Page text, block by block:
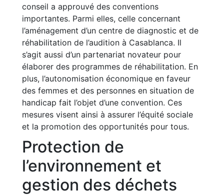
conseil a approuvé des conventions
importantes. Parmi elles, celle concernant
l’aménagement d’un centre de diagnostic et de
réhabilitation de l’audition à Casablanca. Il
s’agit aussi d’un partenariat novateur pour
élaborer des programmes de réhabilitation. En
plus, l’autonomisation économique en faveur
des femmes et des personnes en situation de
handicap fait l’objet d’une convention. Ces
mesures visent ainsi à assurer l’équité sociale
et la promotion des opportunités pour tous.
Protection de
l’environnement et
gestion des déchets